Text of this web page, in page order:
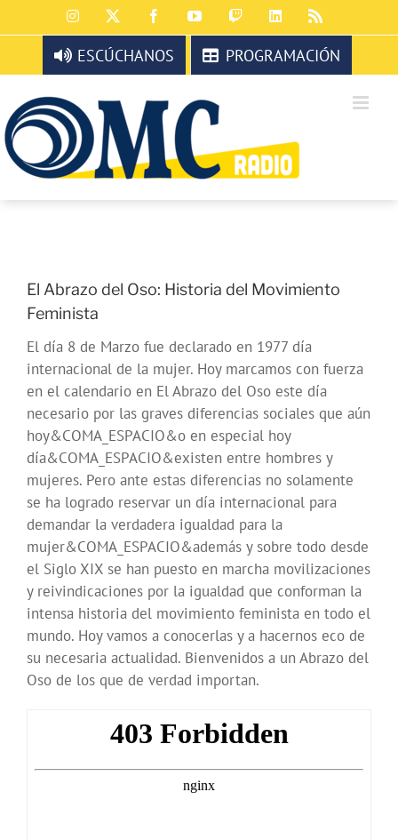
al
contenido
Instagram FacebookYouTubeTwitchLinkedIn
ESCÚCHANOS PROGRAMACIÓN
El Abrazo del Oso: Historia del Movimiento
Feminista
El día 8 de Marzo fue declarado en 1977 día
internacional de la mujer. Hoy marcamos con fuerza
en el calendario en El Abrazo del Oso este día
necesario por las graves diferencias sociales que aún
hoy&COMA_ESPACIO&o en especial hoy
día&COMA_ESPACIO&existen entre hombres y
mujeres. Pero ante estas diferencias no solamente
se ha logrado reservar un día internacional para
demandar la verdadera igualdad para la
mujer&COMA_ESPACIO&además y sobre todo desde
el Siglo XIX se han puesto en marcha movilizaciones
y reivindicaciones por la igualdad que conforman la
intensa historia del movimiento feminista en todo el
mundo. Hoy vamos a conocerlas y a hacernos eco de
su necesaria actualidad. Bienvenidos a un Abrazo del
Oso de los que de verdad importan.